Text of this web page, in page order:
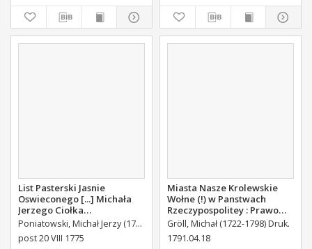
List Pasterski Jasnie
Oswieconego [...] Michała
Jerzego Ciołka
Poniatowskiego Biskupa
Płockiego Xiązęcia
Pułtuskiego [...] Do Oboyga
Poniatowski, Michał Jerzy (1736-1794)
post 20 VIII 1775
Miasta Nasze Krolewskie
Wołne (!) w Panstwach
Rzeczypospolitey : Prawo
uchwalone Dnia 18.
kwietnia 1791.
Gröll, Michał (1722-1798) Druk.
1791.04.18